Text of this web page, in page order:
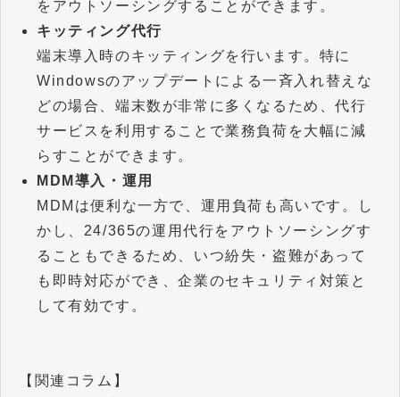
をアウトソーシングすることができます。
キッティング代行
端末導入時のキッティングを行います。特に
Windowsのアップデートによる一斉入れ替えな
どの場合、端末数が非常に多くなるため、代行
サービスを利用することで業務負荷を大幅に減
らすことができます。
MDM導入・運用
MDMは便利な一方で、運用負荷も高いです。し
かし、24/365の運用代行をアウトソーシングす
ることもできるため、いつ紛失・盗難があって
も即時対応ができ、企業のセキュリティ対策と
して有効です。
【関連コラム】